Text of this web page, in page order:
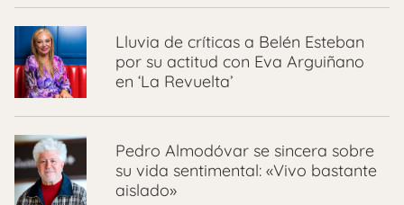
Lluvia de críticas a Belén Esteban
por su actitud con Eva Arguiñano
en ‘La Revuelta’
Pedro Almodóvar se sincera sobre
su vida sentimental: «Vivo bastante
aislado»